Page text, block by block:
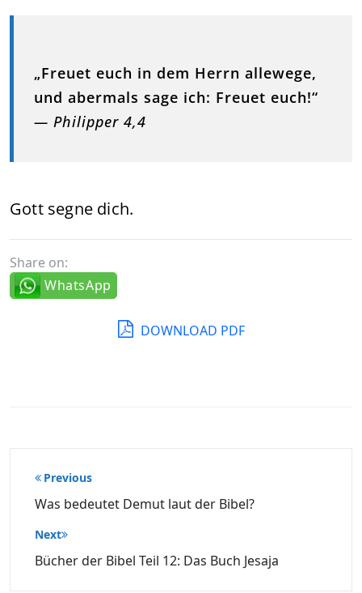
„Freuet euch in dem Herrn allewege,
und abermals sage ich: Freuet euch!“
— Philipper 4,4
Gott segne dich.
Share on:
WhatsApp
DOWNLOAD PDF
Beitragsnavigation
Previous
Was bedeutet Demut laut der Bibel?
Next
Bücher der Bibel Teil 12: Das Buch Jesaja